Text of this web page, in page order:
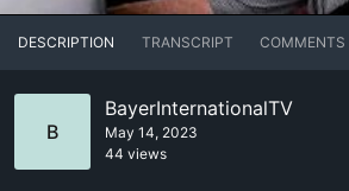
DESCRIPTION TRANSCRIPT COMMENTS
B
BayerInternationalTV
May 14, 2023
44 views